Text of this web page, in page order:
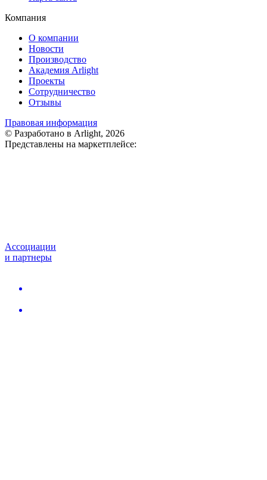
Компания
О компании
Новости
Производство
Академия Arlight
Проекты
Сотрудничество
Отзывы
Правовая информация
© Разработано в Arlight, 2026
Представлены на маркетплейсе:
Ассоциации
и партнеры